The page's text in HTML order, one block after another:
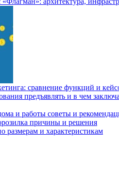
сравнение функций и
предъявлять и в чем
и работы советы и
причины и решения
размерам и характеристикам